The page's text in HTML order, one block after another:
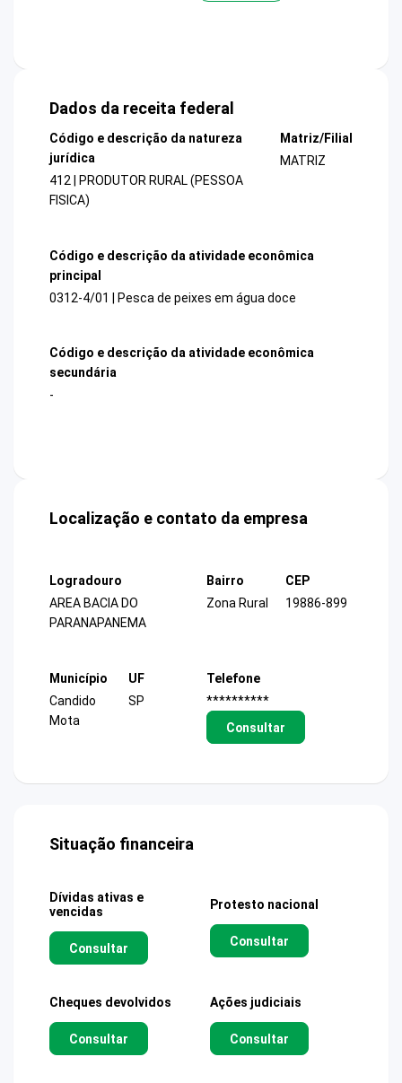
Dados da receita federal
Código e descrição da natureza
jurídica
412 | PRODUTOR RURAL (PESSOA
FISICA)
Matriz/Filial
MATRIZ
Código e descrição da atividade econômica
principal
0312-4/01 | Pesca de peixes em água doce
Código e descrição da atividade econômica
secundária
-
Localização e contato da empresa
Logradouro
AREA BACIA DO
PARANAPANEMA
Bairro
Zona Rural
CEP
19886-899
Município
Candido
Mota
UF
SP
Telefone
**********
Consultar
Situação financeira
Dívidas ativas e
vencidas
Consultar
Protesto nacional
Consultar
Cheques devolvidos
Consultar
Ações judiciais
Consultar